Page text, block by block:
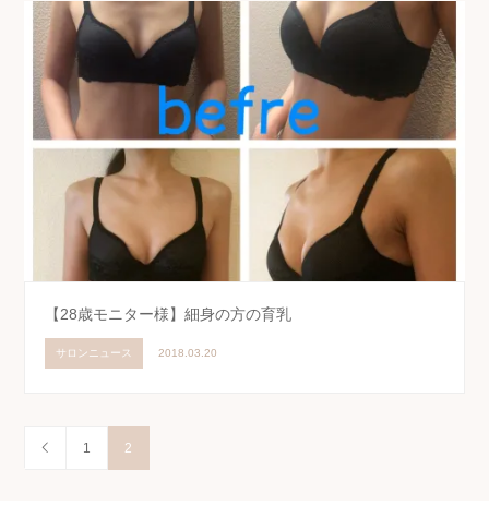
【28歳モニター様】細身の方の育乳
サロンニュース 2018.03.20
1 2